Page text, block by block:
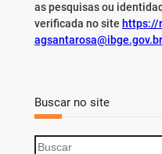
as pesquisas ou
verificada no site https://
agsantarosa@ibge.gov.br
Buscar no site
S